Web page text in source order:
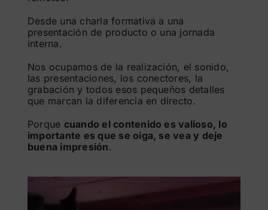
Desde una charla formativa a una
presentación de producto o una jornada
interna.
Nos ocupamos de la realización, el sonido,
las presentaciones, los conectores, la
grabación y todos esos pequeños detalles
que marcan la diferencia en directo.
Porque cuando el contenido es valioso, lo
importante es que se oiga, se vea y deje
buena impresión.